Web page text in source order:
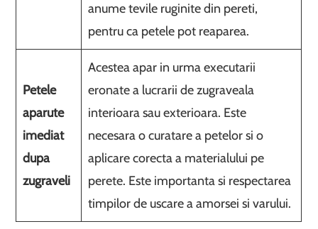
anume tevile ruginite din pereti,
pentru ca petele pot reaparea.
Petele
aparute
imediat
dupa
zugraveli
Acestea apar in urma executarii
eronate a lucrarii de zugraveala
interioara sau exterioara. Este
necesara o curatare a petelor si o
aplicare corecta a materialului pe
perete. Este importanta si respectarea
timpilor de uscare a amorsei si varului.